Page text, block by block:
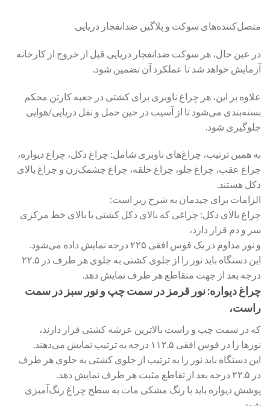
متصل‌کننده‌های سوکت و پلاگین ضدانفجار دریایی
در عین حال، هر سوکت ضدانفجار دریایی قبل از خروج از کارخانه
آزمایش خواهد شد تا عملکرد آن تضمین شود.
علاوه بر این، هر چراغ ناوبری برای کشتی در جعبه کارتن محکم
بسته‌بندی می‌شود تا از آسیب در حین حمل و نقل دریایی/هوایی
جلوگیری شود.
به همین ترتیب، چراغ‌های ناوبری شامل: چراغ دکل، چراغ دیواره،
چراغ عقب، چراغ جلو، چراغ حلقه، چراغ چشمک‌زن و چراغ بالای
دکل هستند.
الزامات برای چیدمان به شرح زیر است:
چراغ بالای دکل: چراغی که بالای دکل کشتی یا بالای خط مرکزی
سر و دم قرار دارد،
و نور مداوم در یک قوس افقی ۲۲۵ درجه نمایش داده می‌شود.
این دستگاه باید نور را از جلوی کشتی به جلوی هر طرف در ۲۲.۵
درجه بعد از جهت متقاطع هر طرف نمایش دهد.
چراغ دیواره: نور قرمز در سمت چپ و نور سبز در سمت
راست،
که در سمت چپ و راست بالاترین عرشه کشتی قرار دارند،
نورها را در قوس افقی ۱۱۲.۵ درجه به ترتیب نمایش می‌دهند.
این دستگاه باید نور را به ترتیب از جلوی کشتی به جلوی هر طرف
در ۲۲.۵ درجه بعد از تقاطع مثبت هر طرف نمایش دهد.
پوشش دیواره باید با رنگ مشکی مات به سطح چراغ رنگ‌آمیزی